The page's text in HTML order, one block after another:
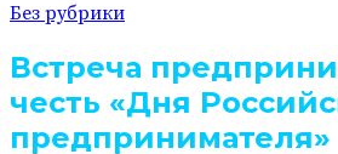
Без рубрики
Встреча
честь «Дня
предпринимателя»